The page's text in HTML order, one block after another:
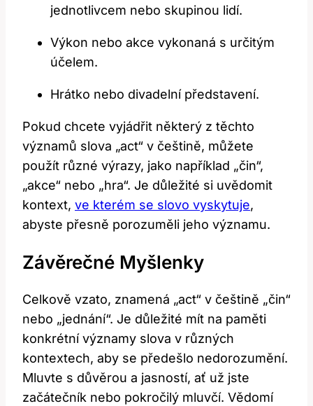
jednotlivcem nebo skupinou lidí.
Výkon nebo akce vykonaná s určitým
účelem.
Hrátko nebo divadelní představení.
Pokud chcete vyjádřit některý z těchto
významů slova „act“ v češtině, můžete
použít různé výrazy, jako například „čin“,
„akce“ nebo „hra“. Je důležité si uvědomit
kontext, ve kterém se slovo vyskytuje,
abyste přesně porozuměli jeho významu.
Závěrečné Myšlenky
Celkově vzato, znamená „act“ v češtině „čin“
nebo „jednání“. Je důležité mít na paměti
konkrétní významy slova v různých
kontextech, aby se předešlo nedorozumění.
Mluvte s důvěrou a jasností, ať už jste
začátečník nebo pokročilý mluvčí. Vědomí